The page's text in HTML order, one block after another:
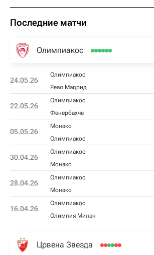
Последние матчи
Олимпиакос
24.05.26
Олимпиакос
Реал Мадрид
22.05.26
Олимпиакос
Фенербахче
05.05.26
Монако
Олимпиакос
30.04.26
Олимпиакос
Монако
28.04.26
Олимпиакос
Монако
16.04.26
Олимпиакос
Олимпия Милан
Црвена Звезда